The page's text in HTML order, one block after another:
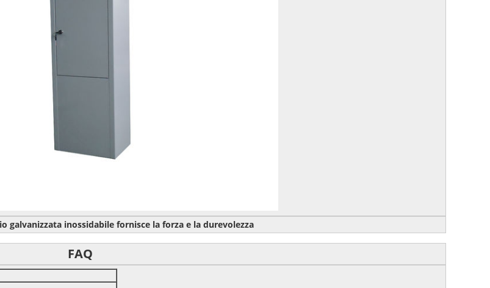
galvanizzata inossidabile fornisce la forza e la durevolezza
FAQ